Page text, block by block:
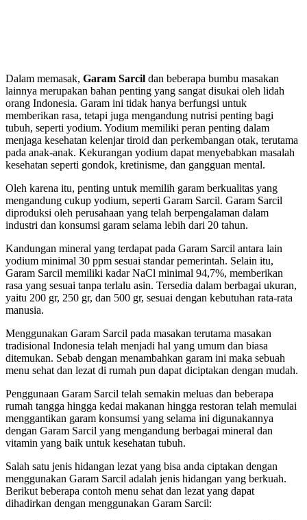
Dalam memasak, Garam Sarcil dan beberapa bumbu masakan
lainnya merupakan bahan penting yang sangat disukai oleh lidah
orang Indonesia. Garam ini tidak hanya berfungsi untuk
memberikan rasa, tetapi juga mengandung nutrisi penting bagi
tubuh, seperti yodium. Yodium memiliki peran penting dalam
menjaga kesehatan kelenjar tiroid dan perkembangan otak, terutama
pada anak-anak. Kekurangan yodium dapat menyebabkan masalah
kesehatan seperti gondok, kretinisme, dan gangguan mental.
Oleh karena itu, penting untuk memilih garam berkualitas yang
mengandung cukup yodium, seperti Garam Sarcil. Garam Sarcil
diproduksi oleh perusahaan yang telah berpengalaman dalam
industri dan konsumsi garam selama lebih dari 20 tahun.
Kandungan mineral yang terdapat pada Garam Sarcil antara lain
yodium minimal 30 ppm sesuai standar pemerintah. Selain itu,
Garam Sarcil memiliki kadar NaCl minimal 94,7%, memberikan
rasa yang sesuai tanpa terlalu asin. Tersedia dalam berbagai ukuran,
yaitu 200 gr, 250 gr, dan 500 gr, sesuai dengan kebutuhan rata-rata
manusia.
Menggunakan Garam Sarcil pada masakan terutama masakan
tradisional Indonesia telah menjadi hal yang umum dan biasa
ditemukan. Sebab dengan menambahkan garam ini maka sebuah
menu sehat dan lezat di rumah pun dapat diciptakan dengan mudah.
Penggunaan Garam Sarcil telah semakin meluas dan beberapa
rumah tangga hingga kedai makanan hingga restoran telah memulai
menggantikan garam konsumsi yang selama ini digunakannya
dengan Garam Sarcil yang mengandung berbagai mineral dan
vitamin yang baik untuk kesehatan tubuh.
Salah satu jenis hidangan lezat yang bisa anda ciptakan dengan
menggunakan Garam Sarcil adalah jenis hidangan yang berkuah.
Berikut beberapa contoh menu sehat dan lezat yang dapat
dihadirkan dengan menggunakan Garam Sarcil: